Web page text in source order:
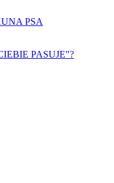
PSA
PASUJE"?